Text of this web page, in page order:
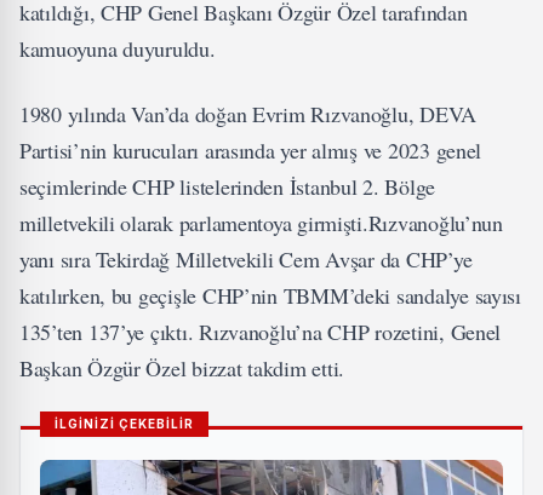
katıldığı, CHP Genel Başkanı Özgür Özel tarafından
kamuoyuna duyuruldu.
1980 yılında Van’da doğan Evrim Rızvanoğlu, DEVA
Partisi’nin kurucuları arasında yer almış ve 2023 genel
seçimlerinde CHP listelerinden İstanbul 2. Bölge
milletvekili olarak parlamentoya girmişti.Rızvanoğlu’nun
yanı sıra Tekirdağ Milletvekili Cem Avşar da CHP’ye
katılırken, bu geçişle CHP’nin TBMM’deki sandalye sayısı
135’ten 137’ye çıktı. Rızvanoğlu’na CHP rozetini, Genel
Başkan Özgür Özel bizzat takdim etti.
İLGİNİZİ ÇEKEBİLİR